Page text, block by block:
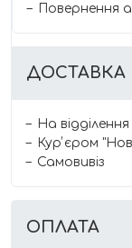
Повернення
ДОСТАВКА
На
Курʼєром
Самовивіз
ОПЛАТА